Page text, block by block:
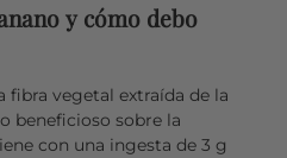
y cómo debo
fibra vegetal extraída de la
beneficioso sobre la
con una ingesta de 3 g